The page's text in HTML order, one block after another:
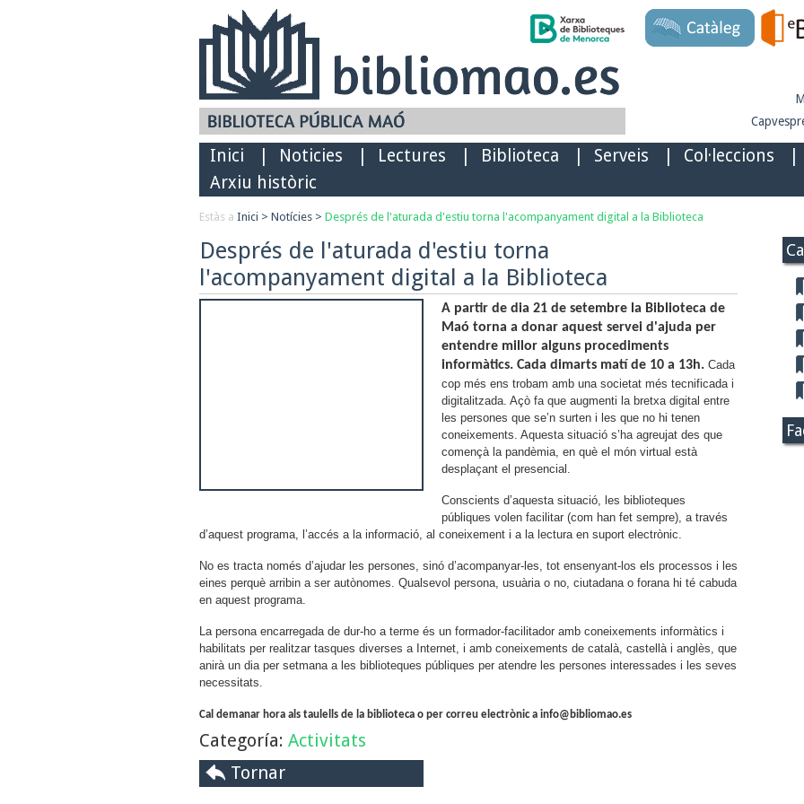
Inici Noticies Lectures Biblioteca Serveis Col·leccions
Arxiu històric
Estàs a Inici > Notícies > Després de l'aturada d'estiu torna l'acompanyament digital a la Biblioteca
Després de l'aturada d'estiu torna
l'acompanyament digital a la Biblioteca
A partir de dia 21 de setembre la Biblioteca de
Maó torna a donar aquest servei d'ajuda per
entendre millor alguns procediments
informàtics. Cada dimarts matí de 10 a 13h. Cada
cop més ens trobam amb una societat més tecnificada i
digitalitzada. Açò fa que augmenti la bretxa digital entre
les persones que se’n surten i les que no hi tenen
coneixements. Aquesta situació s’ha agreujat des que
començà la pandèmia, en què el món virtual està
desplaçant el presencial.
Conscients d’aquesta situació, les biblioteques
públiques volen facilitar (com han fet sempre), a través
d’aquest programa, l’accés a la informació, al coneixement i a la lectura en suport electrònic.
No es tracta només d’ajudar les persones, sinó d’acompanyar-les, tot ensenyant-los els processos i les
eines perquè arribin a ser autònomes. Qualsevol persona, usuària o no, ciutadana o forana hi té cabuda
en aquest programa.
La persona encarregada de dur-ho a terme és un formador-facilitador amb coneixements informàtics i
habilitats per realitzar tasques diverses a Internet, i amb coneixements de català, castellà i anglès, que
anirà un dia per setmana a les biblioteques públiques per atendre les persones interessades i les seves
necessitats.
Cal demanar hora als taulells de la biblioteca o per correu electrònic a info@bibliomao.es
Categoría: Activitats
Tornar